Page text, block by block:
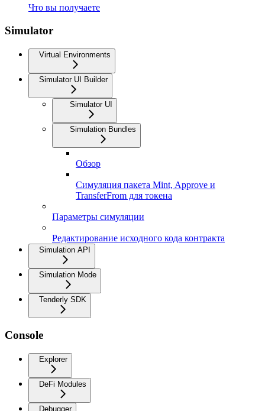
Что вы получаете
Simulator
Virtual Environments
Simulator UI Builder
Simulator UI
Simulation Bundles
Обзор
Симуляция пакета Mint, Approve и
TransferFrom для токена
Параметры симуляции
Редактирование исходного кода контракта
Simulation API
Simulation Mode
Tenderly SDK
Console
Explorer
DeFi Modules
Debugger